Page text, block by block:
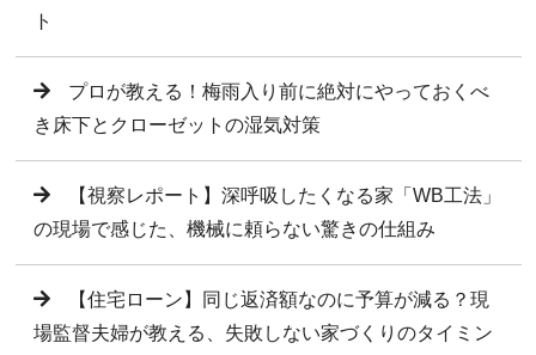
ト
プロが教える！梅雨入り前に絶対にやっておくべ
き床下とクローゼットの湿気対策
【視察レポート】深呼吸したくなる家「WB工法」
の現場で感じた、機械に頼らない驚きの仕組み
【住宅ローン】同じ返済額なのに予算が減る？現
場監督夫婦が教える、失敗しない家づくりのタイミン